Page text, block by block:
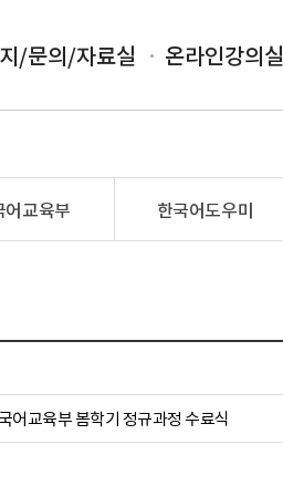
/문의/자료실 온라인강의실
어교육부 한국어도우미
어교육부 봄학기 정규과정 수료식